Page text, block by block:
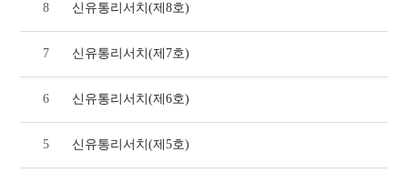
8 신유통리서치(제8호)
7 신유통리서치(제7호)
6 신유통리서치(제6호)
5 신유통리서치(제5호)